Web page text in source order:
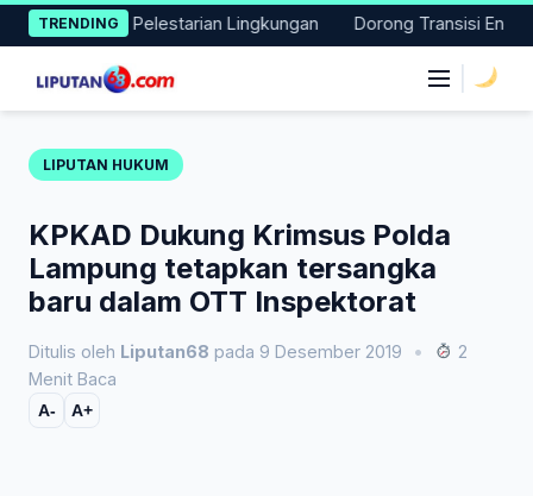
Skip
to
content
TRENDING
Nyata Pelestarian Lingkungan Dorong Transisi Energi di
LIPUTAN HUKUM
KPKAD Dukung Krimsus Polda
Lampung tetapkan tersangka
baru dalam OTT Inspektorat
Ditulis oleh Liputan68 pada 9 Desember 2019 •
2
Menit Baca
A- A+